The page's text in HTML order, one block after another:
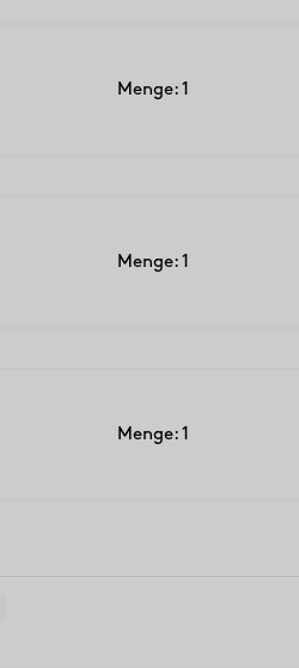
Menge: 1
Menge: 1
Menge: 1